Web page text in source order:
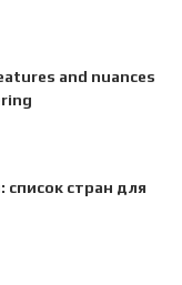
and nuances
список стран для